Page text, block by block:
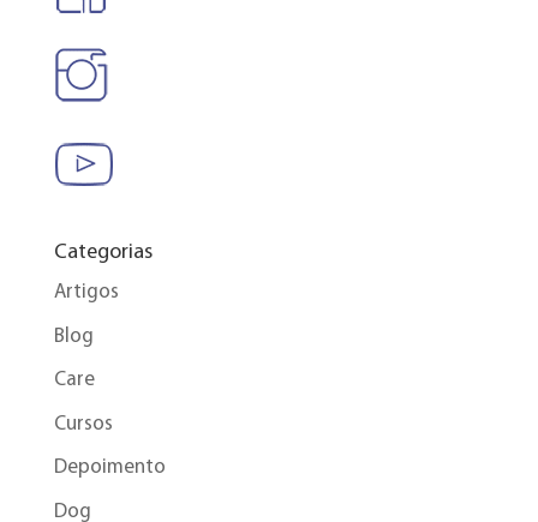
Categorias
Artigos
Blog
Care
Cursos
Depoimento
Dog